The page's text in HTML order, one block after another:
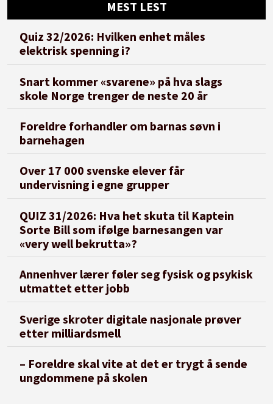
MEST LEST
Quiz 32/2026: Hvilken enhet måles
elektrisk spenning i?
Snart kommer «svarene» på hva slags
skole Norge trenger de neste 20 år
Foreldre forhandler om barnas søvn i
barnehagen
Over 17 000 svenske elever får
undervisning i egne grupper
QUIZ 31/2026: Hva het skuta til Kaptein
Sorte Bill som ifølge barnesangen var
«very well bekrutta»?
Annenhver lærer føler seg fysisk og psykisk
utmattet etter jobb
Sverige skroter digitale nasjonale prøver
etter milliardsmell
– Foreldre skal vite at det er trygt å sende
ungdommene på skolen